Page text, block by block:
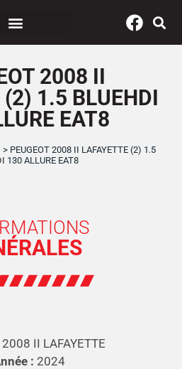
2008 II
(2) 1.5 BLUEHDI
EAT8
> PEUGEOT 2008 II LAFAYETTE (2) 1.5
130 ALLURE EAT8
2008 II LAFAYETTE
: 2024